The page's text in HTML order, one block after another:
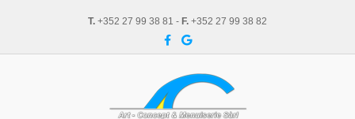
T. +352 27 99 38 81 - F. +352 27 99 38 82
c
o
o
k
G
o
l
e